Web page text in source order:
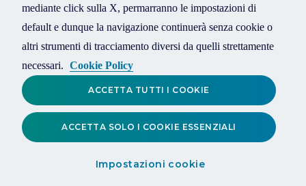
mediante click sulla X, permarranno le impostazioni di
default e dunque la navigazione continuerà senza cookie o
altri strumenti di tracciamento diversi da quelli strettamente
necessari. Cookie Policy
Impostazioni cookie
ACCETTA SOLO I COOKIE ESSENZIALI
ACCETTA TUTTI I COOKIE